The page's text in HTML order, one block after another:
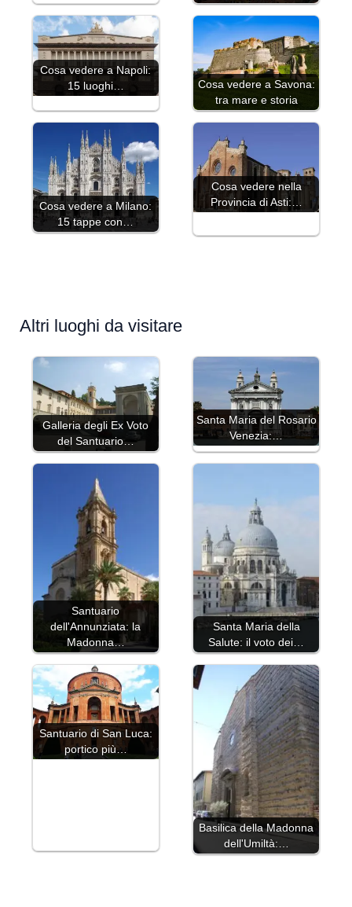
Cosa vedere a Napoli:
15 luoghi…
Cosa vedere a Savona:
tra mare e storia
Cosa vedere a Milano:
15 tappe con…
Cosa vedere nella
Provincia di Asti:…
Altri luoghi da visitare
Galleria degli Ex Voto
del Santuario…
Santa Maria del Rosario
Venezia:…
Santuario
dell'Annunziata: la
Madonna…
Santa Maria della
Salute: il voto dei…
Santuario di San Luca:
portico più…
Basilica della Madonna
dell'Umiltà:…